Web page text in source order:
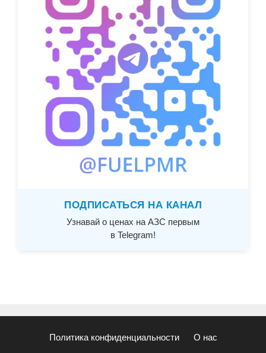
ПОДПИСАТЬСЯ НА КАНАЛ
Узнавай о ценах на АЗС первым
в Telegram!
Политика конфиденциальности О нас